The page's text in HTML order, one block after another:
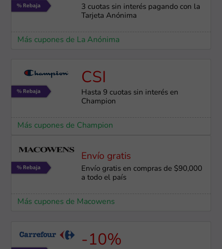
3 cuotas sin interés pagando con la
Tarjeta Anónima
Más cupones de La Anónima
CSI
Hasta 9 cuotas sin interés en
Champion
Más cupones de Champion
Envío gratis
Envío gratis en compras de $90,000
a todo el país
Más cupones de Macowens
-10%